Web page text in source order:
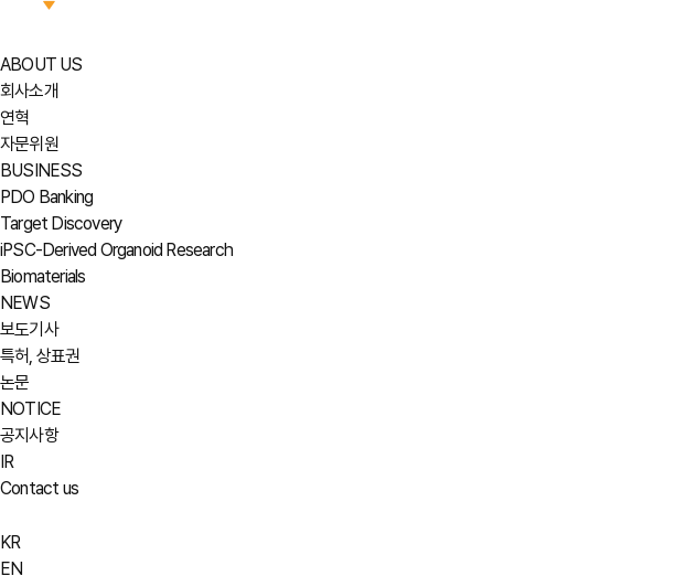
ABOUT US
회사소개
연혁
자문위원
BUSINESS
PDO Banking
Target Discovery
iPSC-Derived Organoid Research
Biomaterials
NEWS
보도기사
특허, 상표권
논문
NOTICE
공지사항
IR
Contact us
KR
EN